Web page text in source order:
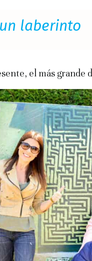
laberinto
el más grande